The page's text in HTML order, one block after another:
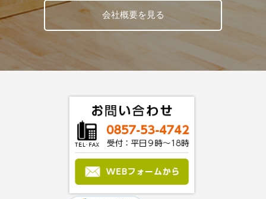
会社概要を見る